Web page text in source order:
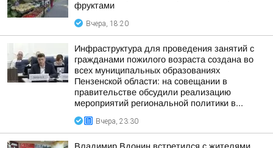
фруктами
Вчера, 18:20
Инфраструктура для проведения занятий с
гражданами пожилого возраста создана во
всех муниципальных образованиях
Пензенской области: на совещании в
правительстве обсудили реализацию
мероприятий региональной политики в...
Вчера, 23:30